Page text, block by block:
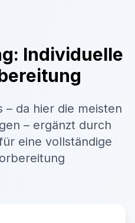
Individuelle
– da hier die meisten
– ergänzt durch
eine vollständige